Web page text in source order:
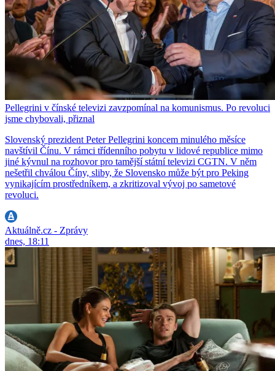
Pellegrini v čínské televizi zavzpomínal na komunismus. Po revoluci
jsme chybovali, přiznal
Slovenský prezident Peter Pellegrini koncem minulého měsíce
navštívil Čínu. V rámci třídenního pobytu v lidové republice mimo
jiné kývnul na rozhovor pro tamější státní televizi CGTN. V něm
nešetřil chválou Číny, sliby, že Slovensko může být pro Peking
vynikajícím prostředníkem, a zkritizoval vývoj po sametové
revoluci.
Aktuálně.cz - Zprávy
dnes, 18:11